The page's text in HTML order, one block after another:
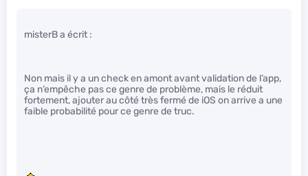
misterB a écrit :
Non mais il y a un check en amont avant validation de l’app,
ça n’empêche pas ce genre de problème, mais le réduit
fortement, ajouter au côté très fermé de iOS on arrive a une
faible probabilité pour ce genre de truc.